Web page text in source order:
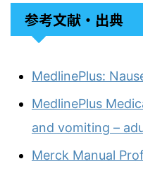
参考文献・出典
MedlinePlus:
MedlinePlus
and vomiting –
Merck Manual